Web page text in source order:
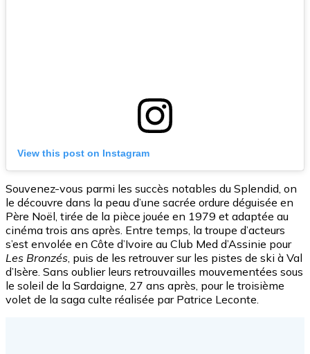
View this post on Instagram
Souvenez-vous parmi les succès notables du Splendid, on
le découvre dans la peau d’une sacrée ordure déguisée en
Père Noël, tirée de la pièce jouée en 1979 et adaptée au
cinéma trois ans après. Entre temps, la troupe d’acteurs
s’est envolée en Côte d’Ivoire au Club Med d’Assinie pour
Les Bronzés , puis de les retrouver sur les pistes de ski à Val
d’Isère. Sans oublier leurs retrouvailles mouvementées sous
le soleil de la Sardaigne, 27 ans après, pour le troisième
volet de la saga culte réalisée par Patrice Leconte.